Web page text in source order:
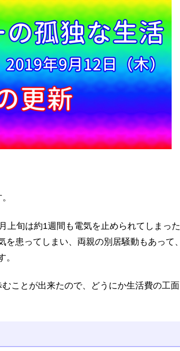
上旬は約1週間も電気を止められてしまった
患ってしまい、両親の別居騒動もあって、
ことが出来たので、どうにか生活費の工面